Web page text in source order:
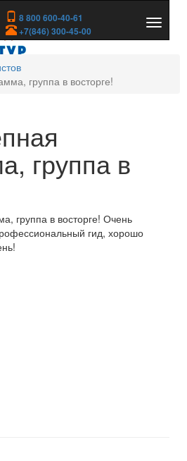
8 800 600-40-61
+7(846) 300-45-00
скрыть
группа в восторге!
группа в
группа в восторге! Очень
гид, хорошо